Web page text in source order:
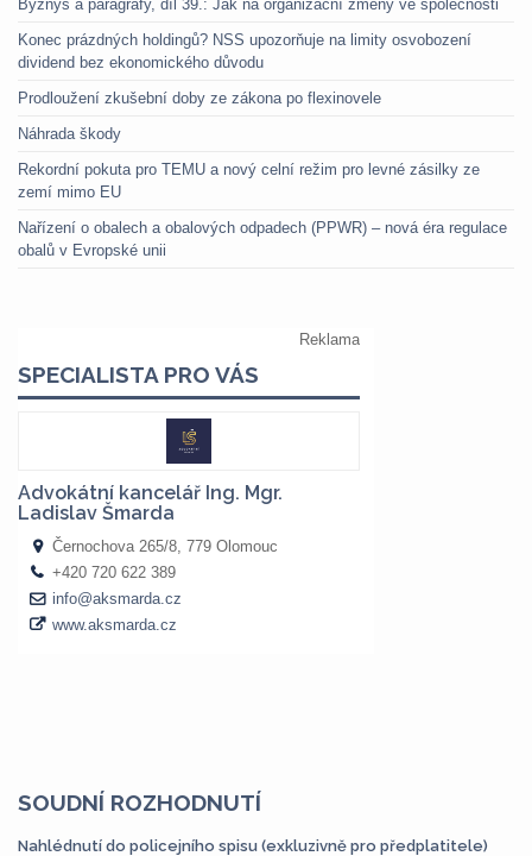
Byznys a paragrafy, díl 39.: Jak na organizační změny ve společnosti
Konec prázdných holdingů? NSS upozorňuje na limity osvobození
dividend bez ekonomického důvodu
Prodloužení zkušební doby ze zákona po flexinovele
Náhrada škody
Rekordní pokuta pro TEMU a nový celní režim pro levné zásilky ze
zemí mimo EU
Nařízení o obalech a obalových odpadech (PPWR) – nová éra regulace
obalů v Evropské unii
SOUDNÍ ROZHODNUTÍ
Nahlédnutí do policejního spisu (exkluzivně pro předplatitele)